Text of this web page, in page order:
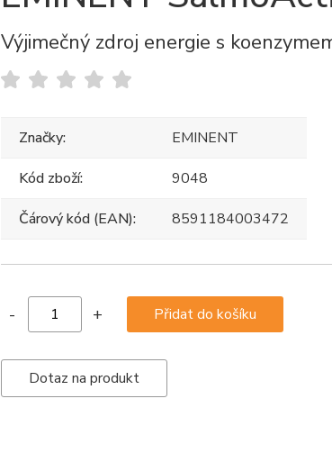
Výjimečný zdroj energie s
Značky: EMINENT
Kód zboží: 9048
Čárový kód (EAN): 8591184003472
- +
Dotaz na produkt